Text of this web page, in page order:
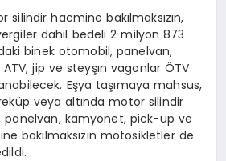
hacmine bakılmaksızın,
dahil bedeli 2 milyon 873
binek otomobil, panelvan,
jip ve steyşın vagonlar ÖTV
Eşya taşımaya mahsus,
veya altında motor silindir
kamyonet, pick-up ve
bakılmaksızın motosikletler de